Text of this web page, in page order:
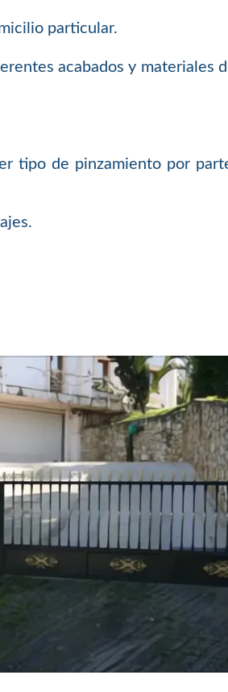
particular.
acabados y materiales
tipo de pinzamiento por